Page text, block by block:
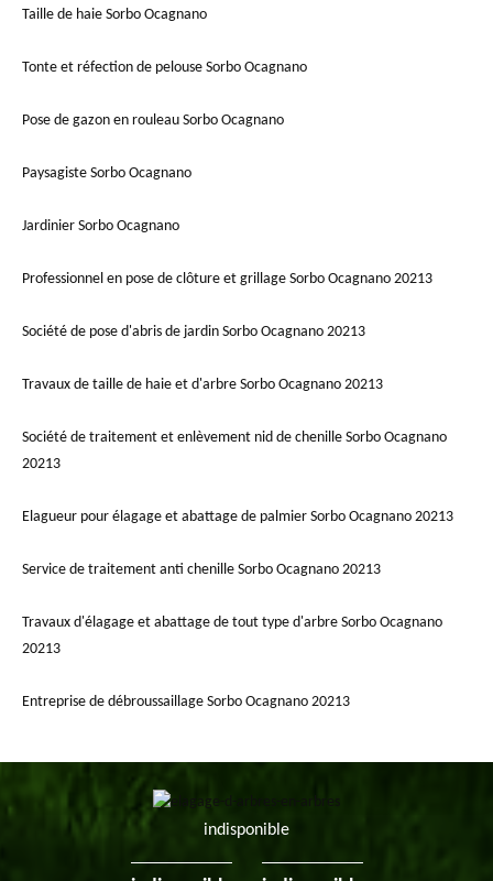
Taille de haie Sorbo Ocagnano
Tonte et réfection de pelouse Sorbo Ocagnano
Pose de gazon en rouleau Sorbo Ocagnano
Paysagiste Sorbo Ocagnano
Jardinier Sorbo Ocagnano
Professionnel en pose de clôture et grillage Sorbo Ocagnano 20213
Société de pose d'abris de jardin Sorbo Ocagnano 20213
Travaux de taille de haie et d'arbre Sorbo Ocagnano 20213
Société de traitement et enlèvement nid de chenille Sorbo Ocagnano
20213
Elagueur pour élagage et abattage de palmier Sorbo Ocagnano 20213
Service de traitement anti chenille Sorbo Ocagnano 20213
Travaux d'élagage et abattage de tout type d'arbre Sorbo Ocagnano
20213
Entreprise de débroussaillage Sorbo Ocagnano 20213
indisponible